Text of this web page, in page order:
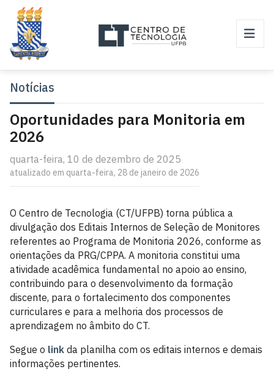
Notícias
Oportunidades para Monitoria em
2026
quarta-feira, 10 de dezembro de 2025
atualizado em quarta-feira, 28 de janeiro de 2026
O Centro de Tecnologia (CT/UFPB) torna pública a
divulgação dos Editais Internos de Seleção de Monitores
referentes ao Programa de Monitoria 2026, conforme as
orientações da PRG/CPPA. A monitoria constitui uma
atividade acadêmica fundamental no apoio ao ensino,
contribuindo para o desenvolvimento da formação
discente, para o fortalecimento dos componentes
curriculares e para a melhoria dos processos de
aprendizagem no âmbito do CT.
Segue o link da planilha com os editais internos e demais
informações pertinentes.